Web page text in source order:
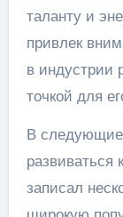
таланту и
привлек
в индустрии
точкой для
В следующие
развиваться
записал